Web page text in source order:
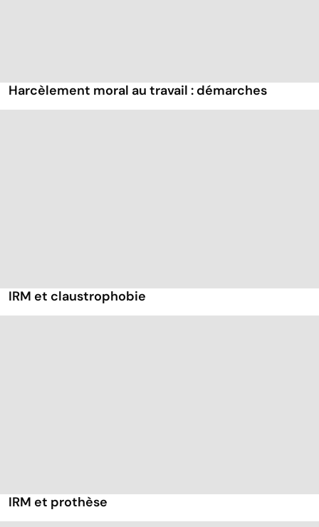
Harcèlement moral au travail : démarches
IRM et claustrophobie
IRM et prothèse